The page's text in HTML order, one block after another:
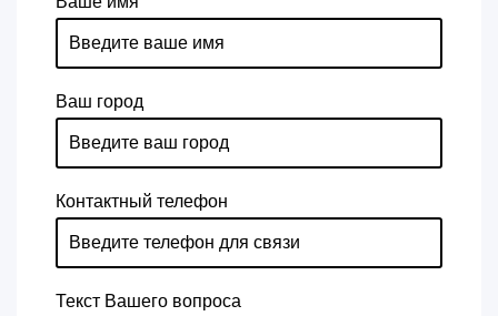
Ваш город
Контактный телефон
Текст Вашего вопроса